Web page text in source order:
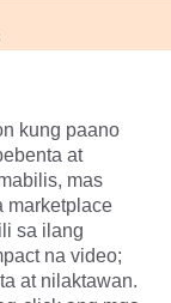
kung paano
at
mas
marketplace
sa ilang
na video;
at nilaktawan.